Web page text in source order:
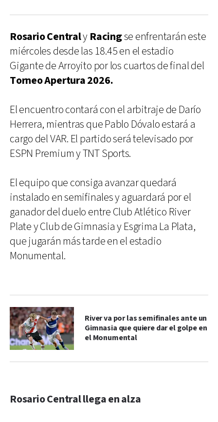
Rosario Centraly Racingse enfrentarán este
miércoles desde las 18.45 en el estadio
Gigante de Arroyito por los cuartos de final del
Torneo Apertura 2026.
El encuentro contará con el arbitraje de Darío
Herrera, mientras que Pablo Dóvalo estará a
cargo del VAR. El partido será televisado por
ESPN Premium y TNT Sports.
El equipo que consiga avanzar quedará
instalado en semifinales y aguardará por el
ganador del duelo entre Club Atlético River
Plate y Club de Gimnasia y Esgrima La Plata,
que jugarán más tarde en el estadio
Monumental.
River va por las semifinales ante un
Gimnasia que quiere dar el golpe en
el Monumental
Rosario Central llega en alza